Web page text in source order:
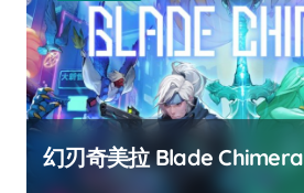
幻刃奇美拉 Blade Chimera